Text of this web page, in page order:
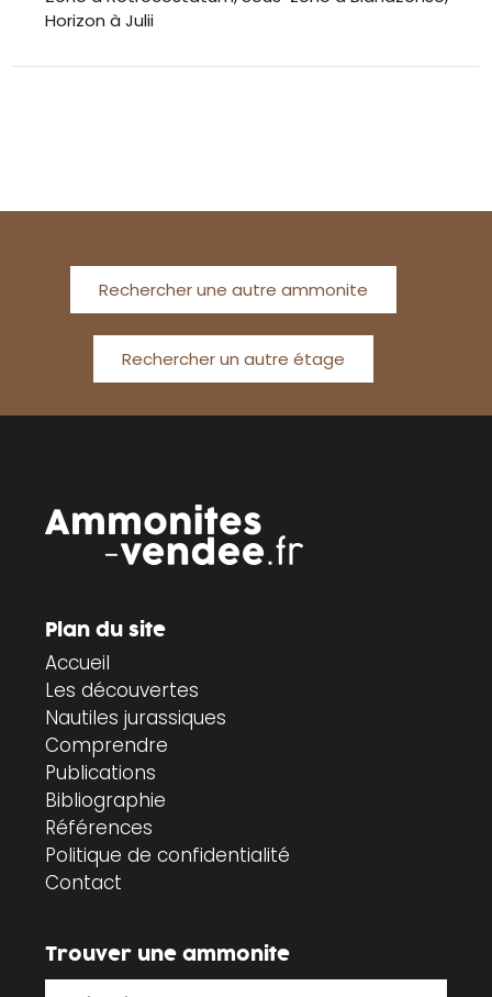
Horizon à Julii
Rechercher une autre ammonite
Rechercher un autre étage
Plan du site
Accueil
Les découvertes
Nautiles jurassiques
Comprendre
Publications
Bibliographie
Références
Politique de confidentialité
Contact
Trouver une ammonite